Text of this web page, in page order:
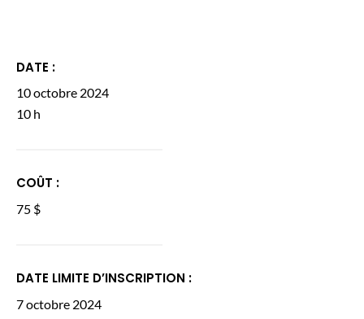
DATE :
10 octobre 2024
10 h
COÛT :
75 $
DATE LIMITE D’INSCRIPTION :
7 octobre 2024